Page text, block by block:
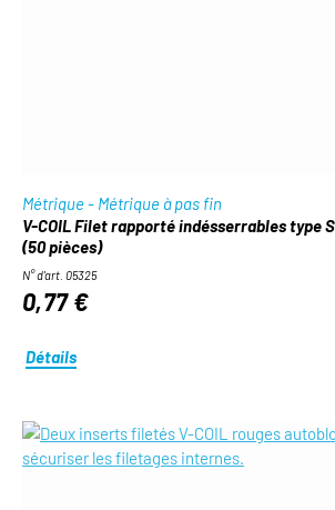
Métrique - Métrique à pas fin
V-COIL Filet rapporté indésserrables type
(50 pièces)
N° d'art. 05325
0,77 €
Détails